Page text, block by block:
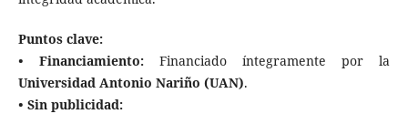
Puntos clave:
• Financiamiento:Financiado íntegramente por la
Universidad Antonio Nariño (UAN).
• Sin publicidad: